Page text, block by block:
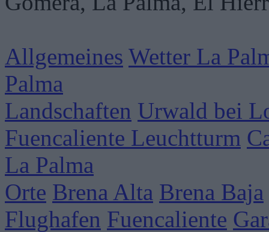
Allgemeines Wetter La
Palma
Landschaften Urwald bei
Fuencaliente Leuchtturm
La Palma
Orte Brena Alta Brena Baja
Flughafen Fuencaliente